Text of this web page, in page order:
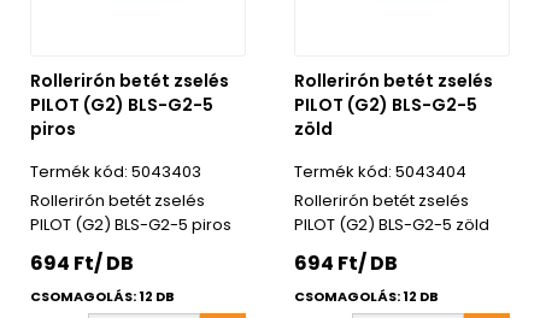
Rollerirón betét zselés
PILOT (G2) BLS-G2-5
piros
5043403
Rollerirón betét zselés
PILOT (G2) BLS-G2-5 piros
694 Ft/ DB
CSOMAGOLÁS: 12 DB
Rollerirón betét zselés
PILOT (G2) BLS-G2-5
zöld
5043404
Rollerirón betét zselés
PILOT (G2) BLS-G2-5 zöld
694 Ft/ DB
CSOMAGOLÁS: 12 DB